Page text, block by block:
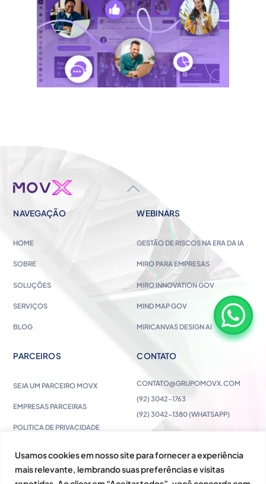
Usamos cookies em nosso site para fornecer a experiência
mais relevante, lembrando suas preferências e visitas
BACK
TOP
NAVEGAÇÃO
HOME
SOBRE
SOLUÇÕES
SERVIÇOS
BLOG
WEBINARS
GESTÃO DE RISCOS NA ERA DA IA
MIRO PARA EMPRESAS
MIRO INNOVATION GOV
MIND MAP GOV
MIRICANVAS DESIGN AI
PARCEIROS
SEJA UM PARCEIRO MOVX
EMPRESAS PARCEIRAS
POLITICA DE PRIVACIDADE
CONTATO
CONTATO@GRUPOMOVX.COM
(92) 3042-1763
(92) 3042-1380 (WHATSAPP)